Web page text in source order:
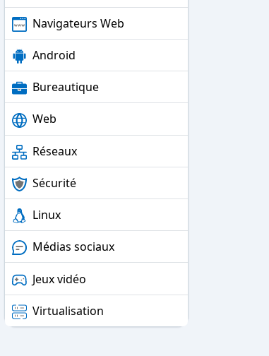
Navigateurs Web
Android
Bureautique
Web
Réseaux
Sécurité
Linux
Médias sociaux
Jeux vidéo
Virtualisation